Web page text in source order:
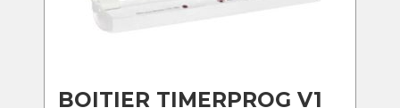
BOITIER TIMERPROG V1